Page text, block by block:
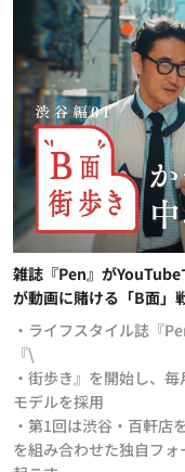
雑誌『Pen』が
が動画に賭ける「B面」
・ライフスタイル誌『
『\
・街歩き』を開始し、
モデルを採用
・第1回は渋谷・百軒店
を組み合わせた独自フ